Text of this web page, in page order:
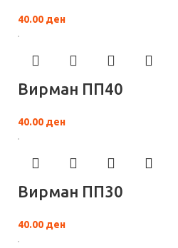
40.00 ден
Вирман ПП40
40.00 ден
Вирман ПП30
40.00 ден